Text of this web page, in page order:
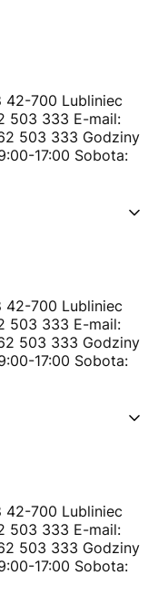
42-700 Lubliniec
503 333 E-mail:
503 333 Godziny
17:00 Sobota:
42-700 Lubliniec
503 333 E-mail:
503 333 Godziny
17:00 Sobota:
42-700 Lubliniec
503 333 E-mail:
503 333 Godziny
17:00 Sobota: